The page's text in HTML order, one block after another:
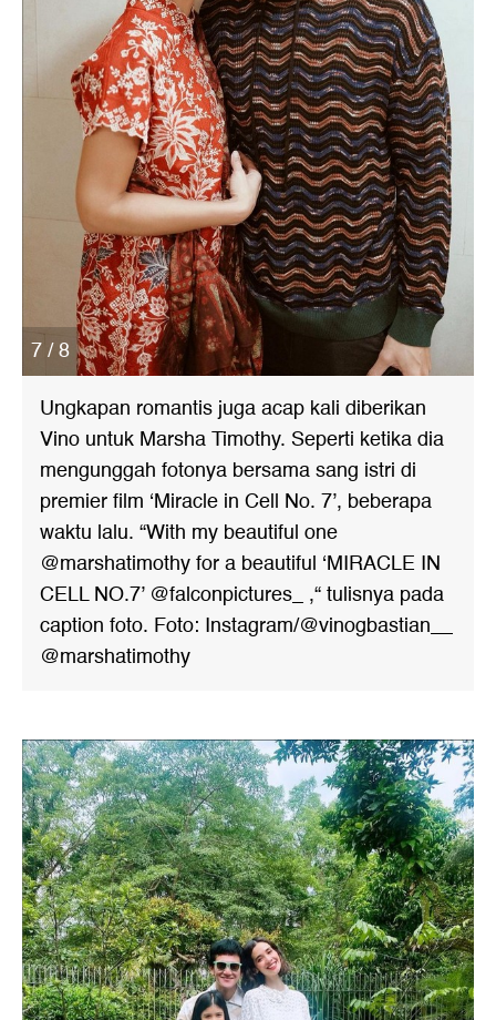
7 / 8
Ungkapan romantis juga acap kali diberikan
Vino untuk Marsha Timothy. Seperti ketika dia
mengunggah fotonya bersama sang istri di
premier film ‘Miracle in Cell No. 7’, beberapa
waktu lalu. “With my beautiful one
@marshatimothy for a beautiful ‘MIRACLE IN
CELL NO.7’ @falconpictures_ ,“ tulisnya pada
caption foto. Foto: Instagram/@vinogbastian__
@marshatimothy